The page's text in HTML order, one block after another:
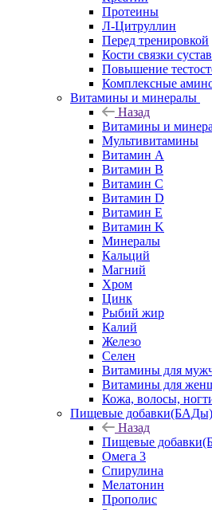
Протеины
Л-Цитруллин
Перед тренировкой
Кости связки
Повышение
Комплексные
Витамины и минералы
Назад
Витамины и
Мультивитамины
Витамин A
Витамин B
Витамин C
Витамин D
Витамин E
Витамин K
Минералы
Кальций
Магний
Хром
Цинк
Рыбий жир
Калий
Железо
Селен
Витамины для
Витамины для
Кожа, волосы,
Пищевые добавки(БАДы)
Назад
Пищевые
Омега 3
Спирулина
Мелатонин
Прополис